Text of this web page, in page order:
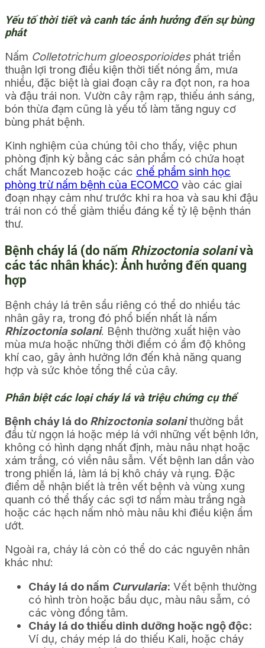
Yếu tố thời tiết và canh tác ảnh hưởng đến sự bùng
phát
Nấm Colletotrichum gloeosporioidesphát triển
thuận lợi trong điều kiện thời tiết nóng ẩm, mưa
nhiều, đặc biệt là giai đoạn cây ra đọt non, ra hoa
và đậu trái non. Vườn cây rậm rạp, thiếu ánh sáng,
bón thừa đạm cũng là yếu tố làm tăng nguy cơ
bùng phát bệnh.
Kinh nghiệm của chúng tôi cho thấy, việc phun
phòng định kỳ bằng các sản phẩm có chứa hoạt
chất Mancozeb hoặc các chế phẩm sinh học
phòng trừ nấm bệnh của ECOMCO vào các giai
đoạn nhạy cảm như trước khi ra hoa và sau khi đậu
trái non có thể giảm thiểu đáng kể tỷ lệ bệnh thán
thư.
Bệnh cháy lá (do nấm Rhizoctonia solanivà
các tác nhân khác): Ảnh hưởng đến quang
hợp
Bệnh cháy lá trên sầu riêng có thể do nhiều tác
nhân gây ra, trong đó phổ biến nhất là nấm
Rhizoctonia solani. Bệnh thường xuất hiện vào
mùa mưa hoặc những thời điểm có ẩm độ không
khí cao, gây ảnh hưởng lớn đến khả năng quang
hợp và sức khỏe tổng thể của cây.
Phân biệt các loại cháy lá và triệu chứng cụ thể
Bệnh cháy lá do Rhizoctonia solanithường bắt
đầu từ ngọn lá hoặc mép lá với những vết bệnh lớn,
không có hình dạng nhất định, màu nâu nhạt hoặc
xám trắng, có viền nâu sẫm. Vết bệnh lan dần vào
trong phiến lá, làm lá bị khô cháy và rụng. Đặc
điểm dễ nhận biết là trên vết bệnh và vùng xung
quanh có thể thấy các sợi tơ nấm màu trắng ngà
hoặc các hạch nấm nhỏ màu nâu khi điều kiện ẩm
ướt.
Ngoài ra, cháy lá còn có thể do các nguyên nhân
khác như:
Cháy lá do nấm Curvularia: Vết bệnh thường
có hình tròn hoặc bầu dục, màu nâu sẫm, có
các vòng đồng tâm.
Cháy lá do thiếu dinh dưỡng hoặc ngộ độc:
Ví dụ, cháy mép lá do thiếu Kali, hoặc cháy